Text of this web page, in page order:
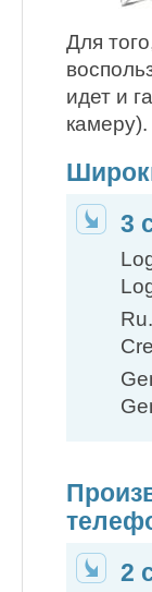
Для
идет и
камеру).
3
2